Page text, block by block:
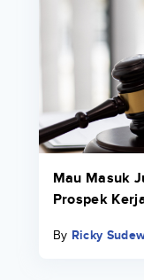
Mau Masuk
Prospek
By Ricky